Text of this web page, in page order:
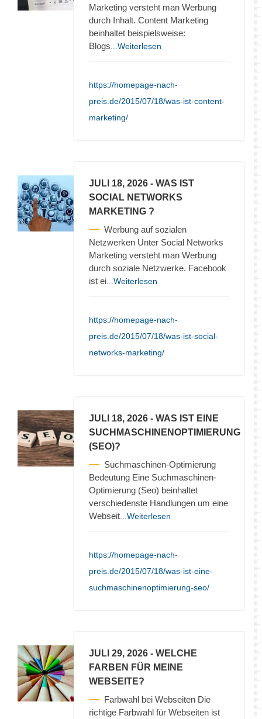
Marketing versteht man Werbung
durch Inhalt. Content Marketing
beinhaltet beispielsweise:
Blogs ...Weiterlesen
https://homepage-nach-
preis.de/2015/07/18/was-ist-content-
marketing/
JULI 18, 2026 - WAS IST
SOCIAL NETWORKS
MARKETING ?
Werbung auf sozialen
Netzwerken Unter Social Networks
Marketing versteht man Werbung
durch soziale Netzwerke. Facebook
ist ei ...Weiterlesen
https://homepage-nach-
preis.de/2015/07/18/was-ist-social-
networks-marketing/
JULI 18, 2026 - WAS IST EINE
SUCHMASCHINENOPTIMIERUNG
(SEO)?
Suchmaschinen-Optimierung
Bedeutung Eine Suchmaschinen-
Optimierung (Seo) beinhaltet
verschiedenste Handlungen um eine
Webseit ...Weiterlesen
https://homepage-nach-
preis.de/2015/07/18/was-ist-eine-
suchmaschinenoptimierung-seo/
JULI 29, 2026 - WELCHE
FARBEN FÜR MEINE
WEBSEITE?
Farbwahl bei Webseiten Die
richtige Farbwahl für Webseiten ist